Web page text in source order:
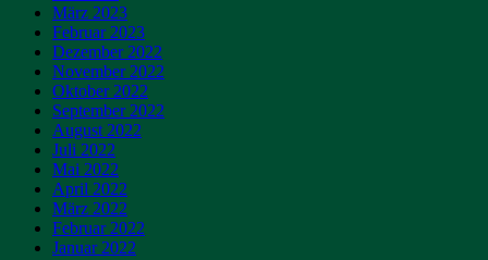
März 2023
Februar 2023
Dezember 2022
November 2022
Oktober 2022
September 2022
August 2022
Juli 2022
Mai 2022
April 2022
März 2022
Februar 2022
Januar 2022